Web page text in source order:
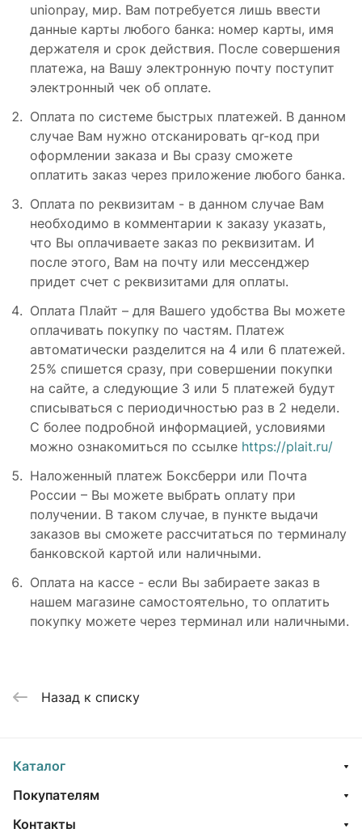
unionpay, мир. Вам потребуется лишь ввести
данные карты любого банка: номер карты, имя
держателя и срок действия. После совершения
платежа, на Вашу электронную почту поступит
электронный чек об оплате.
Оплата по системе быстрых платежей. В данном
случае Вам нужно отсканировать qr-код при
оформлении заказа и Вы сразу сможете
оплатить заказ через приложение любого банка.
Оплата по реквизитам - в данном случае Вам
необходимо в комментарии к заказу указать,
что Вы оплачиваете заказ по реквизитам. И
после этого, Вам на почту или мессенджер
придет счет с реквизитами для оплаты.
Оплата Плайт – для Вашего удобства Вы можете
оплачивать покупку по частям. Платеж
автоматически разделится на 4 или 6 платежей.
25% спишется сразу, при совершении покупки
на сайте, а следующие 3 или 5 платежей будут
списываться с периодичностью раз в 2 недели.
С более подробной информацией, условиями
можно ознакомиться по ссылке https://plait.ru/
Наложенный платеж Боксберри или Почта
России – Вы можете выбрать оплату при
получении. В таком случае, в пункте выдачи
заказов вы сможете рассчитаться по терминалу
банковской картой или наличными.
Оплата на кассе - если Вы забираете заказ в
нашем магазине самостоятельно, то оплатить
покупку можете через терминал или наличными.
Назад к списку
Каталог
Покупателям
Контакты